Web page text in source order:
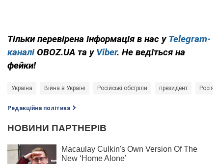
Тільки перевірена інформація в нас у Telegram-
каналі OBOZ.UA та у Viber. Не ведіться на
фейки!
Україна Війна в Україні Російські обстріли президент Росія -
Редакційна політика